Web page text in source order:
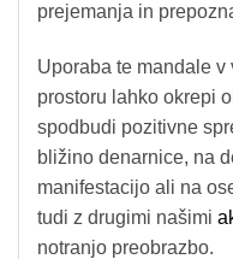
prejemanja in
Uporaba te mandale
prostoru lahko okrepi
spodbudi pozitivne
bližino denarnice, na
manifestacijo ali na
tudi z drugimi našimi
notranjo preobrazbo.